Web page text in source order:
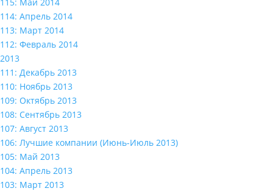
114: Апрель 2014
113: Март 2014
112: Февраль 2014
2013
111: Декабрь 2013
110: Ноябрь 2013
109: Октябрь 2013
108: Сентябрь 2013
107: Август 2013
106: Лучшие компании (Июнь-Июль 2013)
105: Май 2013
104: Апрель 2013
103: Март 2013